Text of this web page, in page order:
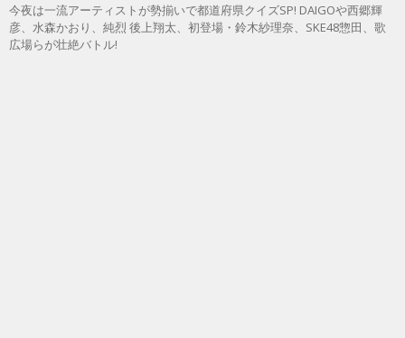
今夜は一流アーティストが勢揃いで都道府県クイズSP! DAIGOや西郷輝
彦、水森かおり、純烈 後上翔太、初登場・鈴木紗理奈、SKE48惣田、歌
広場らが壮絶バトル!